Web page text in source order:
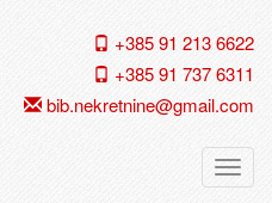
+385 91 213 6622
+385 91 737 6311
bib.nekretnine@gmail.com